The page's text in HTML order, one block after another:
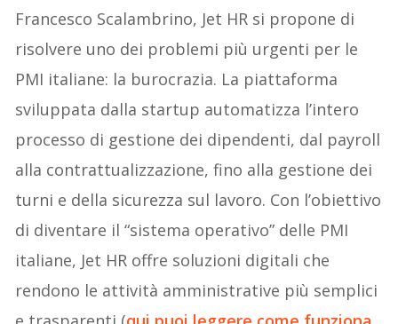
Francesco Scalambrino, Jet HR si propone di
risolvere uno dei problemi più urgenti per le
PMI italiane: la burocrazia. La piattaforma
sviluppata dalla startup automatizza l’intero
processo di gestione dei dipendenti, dal payroll
alla contrattualizzazione, fino alla gestione dei
turni e della sicurezza sul lavoro. Con l’obiettivo
di diventare il “sistema operativo” delle PMI
italiane, Jet HR offre soluzioni digitali che
rendono le attività amministrative più semplici